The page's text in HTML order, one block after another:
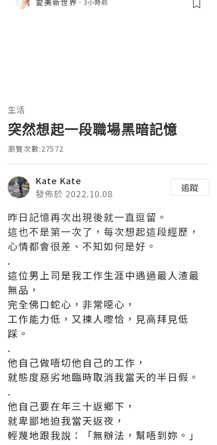
3小時前
生活
突然想起一段職場黑暗記憶
瀏覽次數:27572
Kate Kate
發佈於 2022.10.08
追蹤
昨日記憶再次出現後就一直逗留。
這也不是第一次了，每次想起這段經歷，
心情都會很差、不知如何是好。
.
這位男上司是我工作生涯中遇過最人渣最
無品，
完全佛口蛇心，非常噁心，
工作能力低，又揀人嚟恰，見高拜見低
踩。
.
他自己做唔切他自己的工作，
就態度惡劣地臨時取消我當天的半日假。
.
他自己要在年三十返鄉下，
就卑鄙地迫我當天返夜，
輕蔑地跟我說：「無辦法，幫唔到妳。」